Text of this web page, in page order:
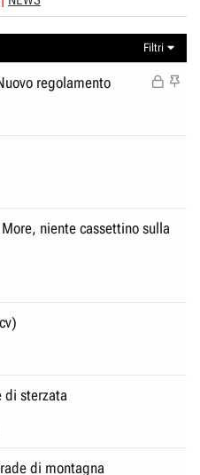
Filtri
B I
regolamento
niente cassettino sulla
di sterzata
di montagna